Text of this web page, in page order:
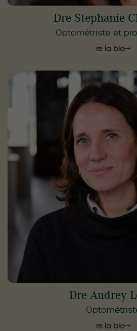
Dre Stephanie
Optométriste et
Lire la bio
Dre Audrey
Lire la bio